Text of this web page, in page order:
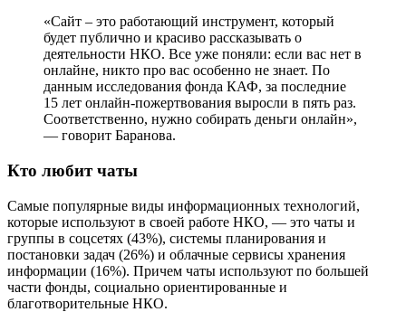
«Сайт – это работающий инструмент, который
будет публично и красиво рассказывать о
деятельности НКО. Все уже поняли: если вас нет в
онлайне, никто про вас особенно не знает. По
данным исследования фонда КАФ, за последние
15 лет онлайн-пожертвования выросли в пять раз.
Соответственно, нужно собирать деньги онлайн»,
— говорит Баранова.
Кто любит чаты
Самые популярные виды информационных технологий,
которые используют в своей работе НКО, — это чаты и
группы в соцсетях (43%), системы планирования и
постановки задач (26%) и облачные сервисы хранения
информации (16%). Причем чаты используют по большей
части фонды, социально ориентированные и
благотворительные НКО.